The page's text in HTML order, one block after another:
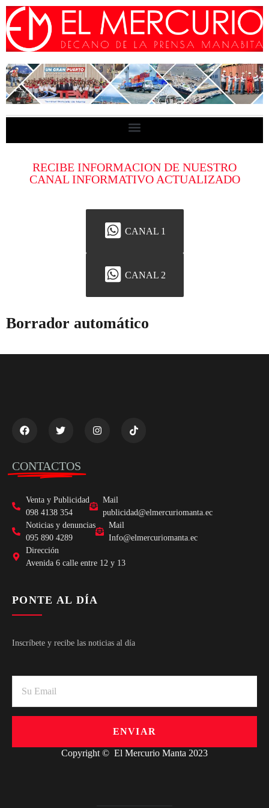
RECIBE INFORMACION DE NUESTRO
CANAL INFORMATIVO ACTUALIZADO
CANAL 1
CANAL 2
Borrador automático
CONTACTOS
Venta y Publicidad
098 4138 354
Mail
publicidad@elmercuriomanta.ec
Noticias y denuncias
095 890 4289
Mail
Info@elmercuriomanta.ec
Dirección
Avenida 6 calle entre 12 y 13
PONTE AL DÍA
Inscríbete y recibe las noticias al día
ENVIAR
Copyright © El Mercurio Manta 2023